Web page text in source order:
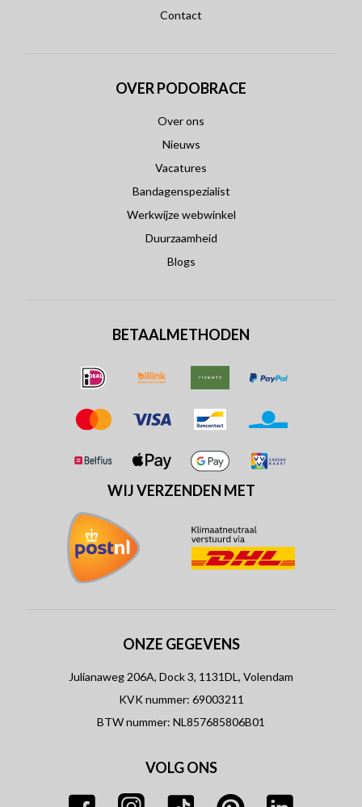
Contact
OVER PODOBRACE
Over ons
Nieuws
Vacatures
Bandagenspezialist
Werkwijze webwinkel
Duurzaamheid
Blogs
BETAALMETHODEN
WIJ VERZENDEN MET
ONZE GEGEVENS
Julianaweg 206A, Dock 3, 1131DL, Volendam
KVK nummer: 69003211
BTW nummer: NL857685806B01
VOLG ONS